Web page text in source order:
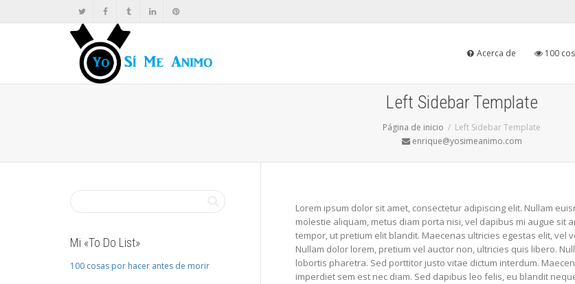
Acerca de 100
Left Sidebar Template
Página de inicio
Left Sidebar Template
enrique@yosimeanimo.com
Lorem ipsum dolor sit amet, consectetur adipiscing elit. Nullam
molestie aliquam, metus diam porta nisi, vel dapibus mi augue sit
tempor, ut pretium elit blandit. Maecenas ultricies egestas elit,
Nullam dolor lorem, pretium vel auctor non, ultricies quis libero.
lobortis pharetra. Sed porttitor justo vitae dictum interdum.
imperdiet sem est nec diam. Sed dapibus leo felis, eu blandit
Mi «To Do List»
100 cosas por hacer antes de morir